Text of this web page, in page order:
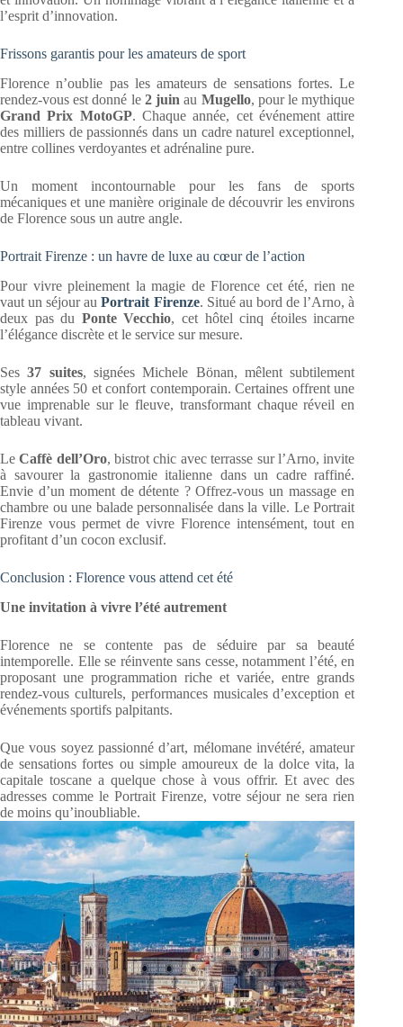
l’esprit d’innovation.
Frissons garantis pour les amateurs de sport
Florence n’oublie pas les amateurs de sensations fortes. Le
rendez-vous est donné le 2 juin au Mugello, pour le mythique
Grand Prix MotoGP. Chaque année, cet événement attire
des milliers de passionnés dans un cadre naturel exceptionnel,
entre collines verdoyantes et adrénaline pure.
Un moment incontournable pour les fans de sports
mécaniques et une manière originale de découvrir les environs
de Florence sous un autre angle.
Portrait Firenze : un havre de luxe au cœur de l’action
Pour vivre pleinement la magie de Florence cet été, rien ne
vaut un séjour auPortrait Firenze. Situé au bord de l’Arno, à
deux pas du Ponte Vecchio, cet hôtel cinq étoiles incarne
l’élégance discrète et le service sur mesure.
Ses37 suites, signées Michele Bönan, mêlent subtilement
style années 50 et confort contemporain. Certaines offrent une
vue imprenable sur le fleuve, transformant chaque réveil en
tableau vivant.
LeCaffè dell’Oro, bistrot chic avec terrasse sur l’Arno, invite
à savourer la gastronomie italienne dans un cadre raffiné.
Envie d’un moment de détente ? Offrez-vous un massage en
chambre ou une balade personnalisée dans la ville. Le Portrait
Firenze vous permet de vivre Florence intensément, tout en
profitant d’un cocon exclusif.
Conclusion : Florence vous attend cet été
Une invitation à vivre l’été autrement
Florence ne se contente pas de séduire par sa beauté
intemporelle. Elle se réinvente sans cesse, notamment l’été, en
proposant une programmation riche et variée, entre grands
rendez-vous culturels, performances musicales d’exception et
événements sportifs palpitants.
Que vous soyez passionné d’art, mélomane invétéré, amateur
de sensations fortes ou simple amoureux de la dolce vita, la
capitale toscane a quelque chose à vous offrir. Et avec des
adresses comme le Portrait Firenze, votre séjour ne sera rien
de moins qu’inoubliable.